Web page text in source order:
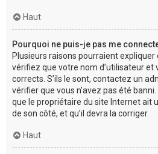
Haut
Pourquoi ne puis-je pas me
Plusieurs raisons pourraient
vérifiez que votre nom d’utilisateur
corrects. S’ils le sont, contactez un
vérifier que vous n’avez pas été
que le propriétaire du site Internet ait
de son côté, et qu’il devra la corriger.
Haut